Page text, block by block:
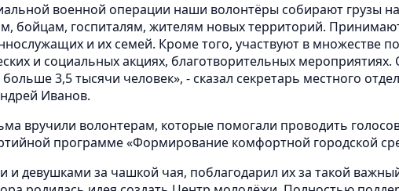
военной операции наши волонтёры собирают грузы
бойцам, госпиталям, жителям новых территорий.
и их семей. Кроме того, участвуют в множестве
и социальных акциях, благотворительных
3,5 тысячи человек», - сказал секретарь местного
Иванов.
вручили волонтерам, которые помогали проводить
программе «Формирование комфортной городской
девушками за чашкой чая, поблагодарил их за такой